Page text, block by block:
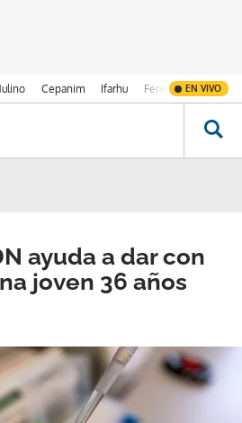
Cepanim Ifarhu Fenómeno de El
EN VIVO
ayuda a dar con
joven 36 años